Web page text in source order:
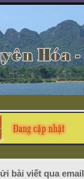
bài viết qua email